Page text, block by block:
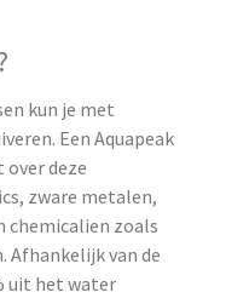
kun je met
Een Aquapeak
deze
zware metalen,
chemicalien zoals
Afhankelijk van de
uit het water